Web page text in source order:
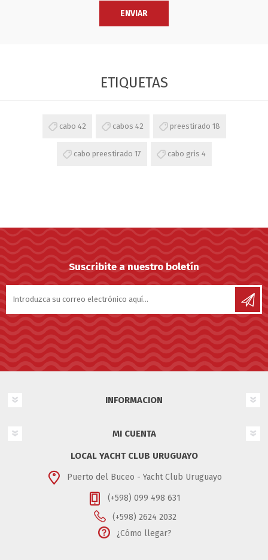
ETIQUETAS
cabo 42 cabos 42 preestirado 18
cabo preestirado 17 cabo gris 4
Suscribite a nuestro boletín
INFORMACION
MI CUENTA
LOCAL YACHT CLUB URUGUAYO
Puerto del Buceo - Yacht Club Uruguayo
(+598) 099 498 631
(+598) 2624 2032
¿Cómo llegar?